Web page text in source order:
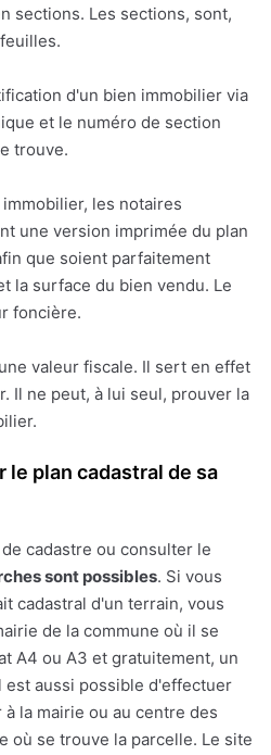
sections. Les sections, sont,
d'un bien immobilier via
et le numéro de section
trouve.
les notaires
une version imprimée du plan
que soient parfaitement
la surface du bien vendu. Le
foncière.
valeur fiscale. Il sert en effet
Il ne peut, à lui seul, prouver la
le plan cadastral de sa
cadastre ou consulter le
sont possibles. Si vous
cadastral d'un terrain, vous
de la commune où il se
A4 ou A3 et gratuitement, un
est aussi possible d'effectuer
la mairie ou au centre des
où se trouve la parcelle. Le site